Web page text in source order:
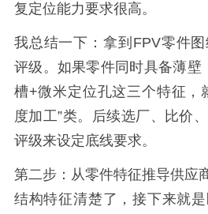
复定位能力要求很高。
我总结一下：拿到FPV零件
评级。如果零件同时具备薄壁
槽+微米定位孔这三个特征，
度加工”类。后续选厂、比价
评级来设定底线要求。
第二步：从零件特征推导供应
结构特征清楚了，接下来就